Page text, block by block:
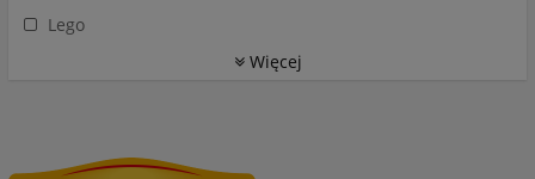
Lego
Więcej